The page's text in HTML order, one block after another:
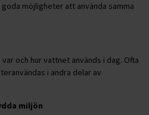
möjligheter att använda samma
och hur vattnet används i dag. Ofta
i andra delar av
miljön